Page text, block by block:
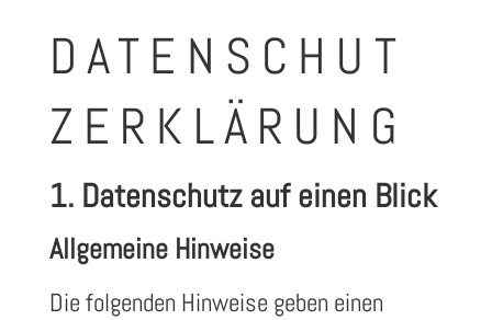
DATENSCHUT
Z­ERKLÄRUNG
1. Datenschutz auf einen Blick
Allgemeine Hinweise
Die folgenden Hinweise geben einen